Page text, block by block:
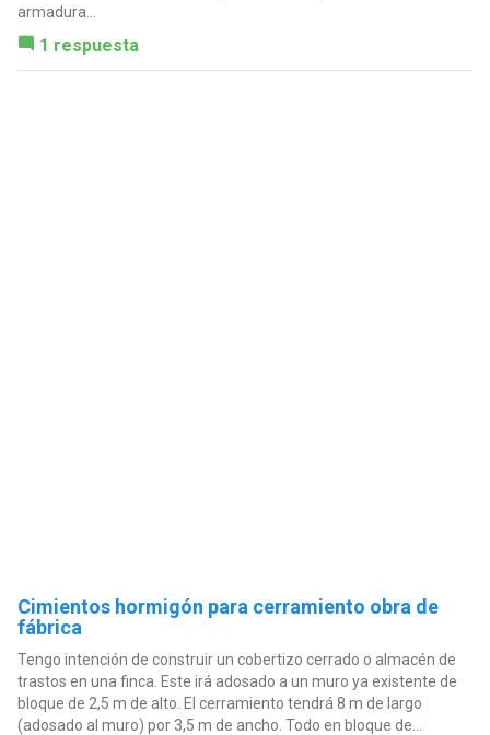
armadura...
1 respuesta
Cimientos hormigón para cerramiento obra de
fábrica
Tengo intención de construir un cobertizo cerrado o almacén de
trastos en una finca. Este irá adosado a un muro ya existente de
bloque de 2,5 m de alto. El cerramiento tendrá 8 m de largo
(adosado al muro) por 3,5 m de ancho. Todo en bloque de...